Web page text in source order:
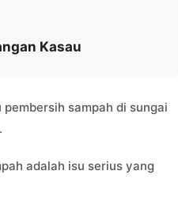
Kasau
sampah di sungai
adalah isu serius yang